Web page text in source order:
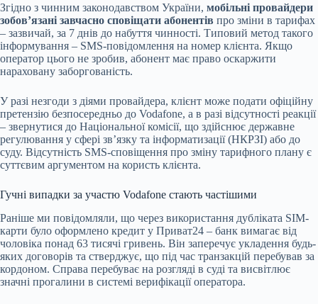
Згідно з чинним законодавством України, мобільні провайдери
зобов’язані завчасно сповіщати абонентів про зміни в тарифах
– зазвичай, за 7 днів до набуття чинності. Типовий метод такого
інформування – SMS-повідомлення на номер клієнта. Якщо
оператор цього не зробив, абонент має право оскаржити
нараховану заборгованість.
У разі незгоди з діями провайдера, клієнт може подати офіційну
претензію безпосередньо до Vodafone, а в разі відсутності реакції
– звернутися до Національної комісії, що здійснює державне
регулювання у сфері зв’язку та інформатизації (НКРЗІ) або до
суду. Відсутність SMS-сповіщення про зміну тарифного плану є
суттєвим аргументом на користь клієнта.
Гучні випадки за участю Vodafone стають частішими
Раніше ми повідомляли, що через використання дубліката SIM-
карти було оформлено кредит у Приват24 – банк вимагає від
чоловіка понад 63 тисячі гривень. Він заперечує укладення будь-
яких договорів та стверджує, що під час транзакцій перебував за
кордоном. Справа перебуває на розгляді в суді та висвітлює
значні прогалини в системі верифікації оператора.